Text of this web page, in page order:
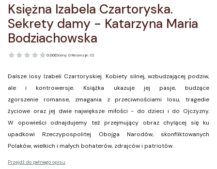
Księżna Izabela Czartoryska.
Sekrety damy - Katarzyna Maria
Bodziachowska
0.00(Oceny: 0 Recenzje: 0)
Dalsze losy Izabeli Czartoryskiej. Kobiety silnej, wzbudzającej podziw,
ale i kontrowersje. Książka ukazuje jej pasje, budzące
zgorszenie romanse, zmagania z przeciwnościami losu, tragedie
życiowe oraz jej dwie największe miłości - do dzieci i do Ojczyzny.
W opowieści odnajdujemy też przejmujący obraz chylącej się ku
upadkowi Rzeczypospolitej Obojga Narodów, skonfliktowanych
Polaków, wielkich i małych bohaterów, zdrajców i patriotów.
Przejdź do pełnego opisu